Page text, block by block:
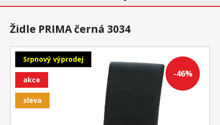
-46%
Srpnový výprodej
akce
sleva
Židle PRIMA černá 3034